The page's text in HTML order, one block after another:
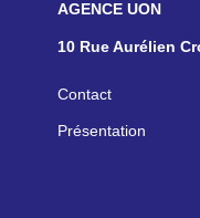
NOS AGENCES
10 Rue Aurélien
Contact
Présentation